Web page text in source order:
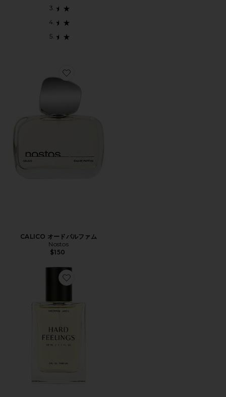
Favorite CALICO オードパルファム
CALICO オードパルファム
Nostos
$150
Favorite HARD FEELINGS EAU DE PARFUM パフューム